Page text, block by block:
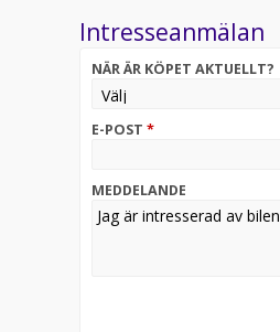
Intresseanmälan
NÄR ÄR KÖPET AKTUELLT?
E-POST *
MEDDELANDE